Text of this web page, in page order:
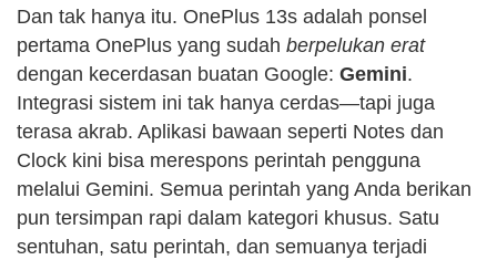
Dan tak hanya itu. OnePlus 13s adalah ponsel
pertama OnePlus yang sudah berpelukan erat
dengan kecerdasan buatan Google: Gemini.
Integrasi sistem ini tak hanya cerdas—tapi juga
terasa akrab. Aplikasi bawaan seperti Notes dan
Clock kini bisa merespons perintah pengguna
melalui Gemini. Semua perintah yang Anda berikan
pun tersimpan rapi dalam kategori khusus. Satu
sentuhan, satu perintah, dan semuanya terjadi